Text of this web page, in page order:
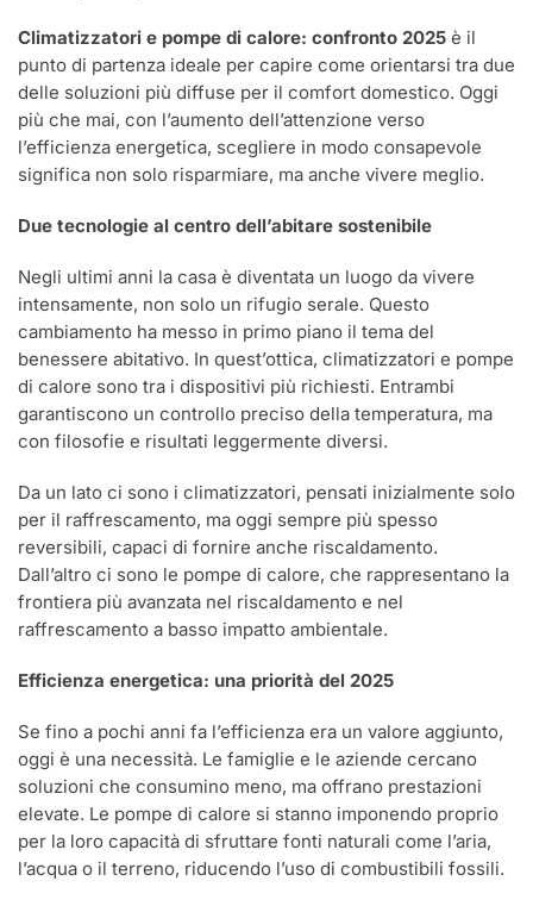
Climatizzatori e pompe di calore: confronto 2025 è il
punto di partenza ideale per capire come orientarsi tra due
delle soluzioni più diffuse per il comfort domestico. Oggi
più che mai, con l’aumento dell’attenzione verso
l’efficienza energetica, scegliere in modo consapevole
significa non solo risparmiare, ma anche vivere meglio.
Due tecnologie al centro dell’abitare sostenibile
Negli ultimi anni la casa è diventata un luogo da vivere
intensamente, non solo un rifugio serale. Questo
cambiamento ha messo in primo piano il tema del
benessere abitativo. In quest’ottica, climatizzatori e pompe
di calore sono tra i dispositivi più richiesti. Entrambi
garantiscono un controllo preciso della temperatura, ma
con filosofie e risultati leggermente diversi.
Da un lato ci sono i climatizzatori, pensati inizialmente solo
per il raffrescamento, ma oggi sempre più spesso
reversibili, capaci di fornire anche riscaldamento.
Dall’altro ci sono le pompe di calore, che rappresentano la
frontiera più avanzata nel riscaldamento e nel
raffrescamento a basso impatto ambientale.
Efficienza energetica: una priorità del 2025
Se fino a pochi anni fa l’efficienza era un valore aggiunto,
oggi è una necessità. Le famiglie e le aziende cercano
soluzioni che consumino meno, ma offrano prestazioni
elevate. Le pompe di calore si stanno imponendo proprio
per la loro capacità di sfruttare fonti naturali come l’aria,
l’acqua o il terreno, riducendo l’uso di combustibili fossili.